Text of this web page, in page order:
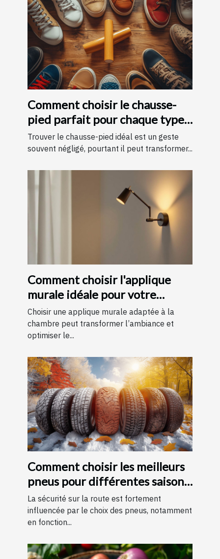
Comment choisir le chausse-
pied parfait pour chaque type
de chaussure
Trouver le chausse-pied idéal est un geste
souvent négligé, pourtant il peut transformer...
Comment choisir l'applique
murale idéale pour votre
chambre
Choisir une applique murale adaptée à la
chambre peut transformer l’ambiance et
optimiser le...
Comment choisir les meilleurs
pneus pour différentes saisons
?
La sécurité sur la route est fortement
influencée par le choix des pneus, notamment
en fonction...